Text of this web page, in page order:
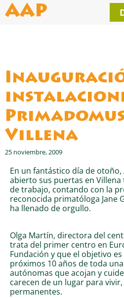
alAAP
Villena
25 noviembre, 2009
En un fantástico día de otoño,
abierto sus puertas en
de trabajo, contando con la
reconocida primatóloga Jane
ha llenado de orgullo.
Olga Martín, directora del
trata del primer centro en
Fundación y que el objetivo
próximos 10 años de toda
autónomas que acojan y
carecen de un lugar para
permanentes.